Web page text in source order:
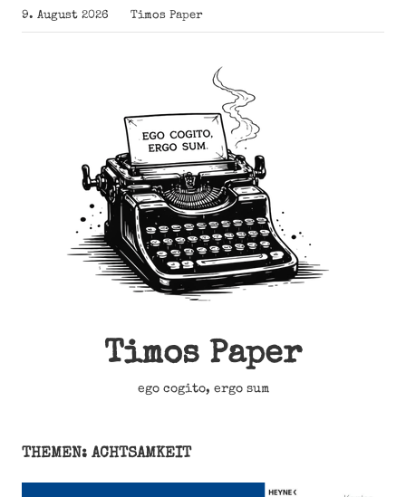
Zum
Inhalt
9. August 2026 Timos Paper
Timos Paper
ego cogito, ergo sum
THEMEN: ACHTSAMKEIT